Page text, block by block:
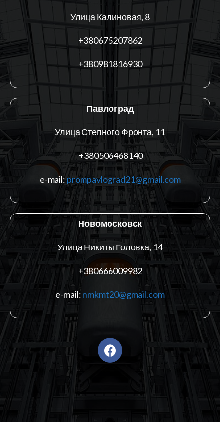
Улица Калиновая, 8
+380675207862
+380981816930
Павлоград
Улица Степного Фронта, 11
+380506468140
e-mail:prompavlograd21@gmail.com
Новомосковск
Улица Никиты Головка, 14
+380666009982
e-mail: nmkmt20@gmail.com